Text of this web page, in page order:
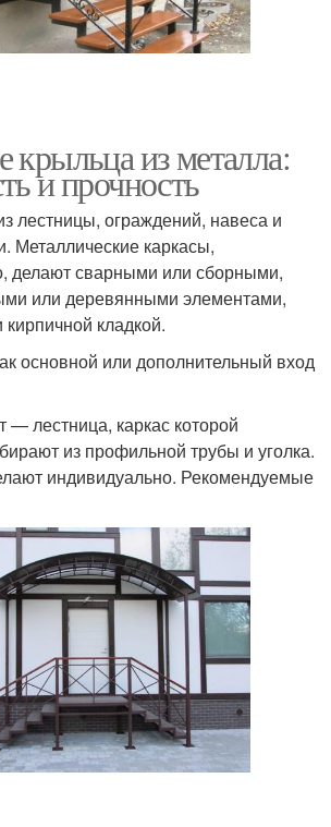
крыльца из металла:
и прочность
лестницы, ограждений, навеса и
Металлические каркасы,
делают сварными или сборными,
или деревянными элементами,
кладкой.
основной или дополнительный вход
лестница, каркас которой
из профильной трубы и уголка.
индивидуально. Рекомендуемые